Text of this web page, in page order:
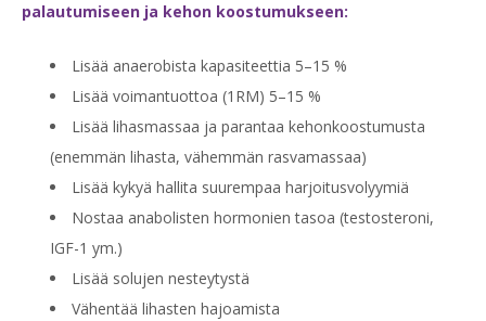
palautumiseen ja kehon koostumukseen:
Lisää anaerobista kapasiteettia 5–15 %
Lisää voimantuottoa (1RM) 5–15 %
Lisää lihasmassaa ja parantaa kehonkoostumusta
(enemmän lihasta, vähemmän rasvamassaa)
Lisää kykyä hallita suurempaa harjoitusvolyymiä
Nostaa anabolisten hormonien tasoa (testosteroni,
IGF-1 ym.)
Lisää solujen nesteytystä
Vähentää lihasten hajoamista